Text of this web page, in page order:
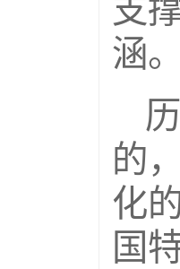
支
涵。
的
化
国